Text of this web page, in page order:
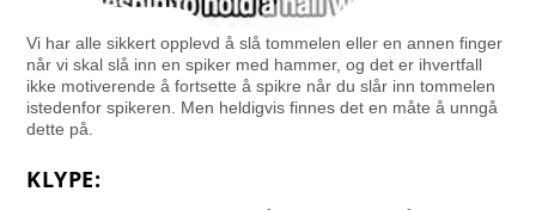
Vi har alle sikkert opplevd å slå tommelen eller en annen finger
når vi skal slå inn en spiker med hammer, og det er ihvertfall
ikke motiverende å fortsette å spikre når du slår inn tommelen
istedenfor spikeren. Men heldigvis finnes det en måte å unngå
dette på.
KLYPE: